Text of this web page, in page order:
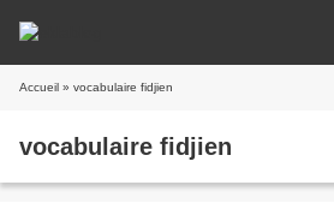
Accueil » vocabulaire fidjien
vocabulaire fidjien